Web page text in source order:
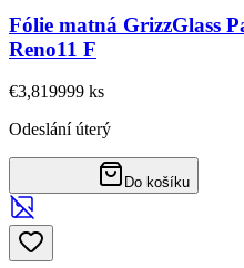
Fólie matná GrizzGlass
Reno11 F
€3,819999 ks
Odeslání úterý
Do košíku